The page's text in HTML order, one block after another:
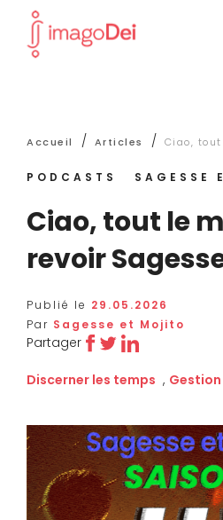
Accueil / Articles / Ciao,
PODCASTS SAGESSE
Ciao, tout le
revoir
Publié le 29.05.2026
Par Sagesse et Mojito
Partager
Discerner les temps ,